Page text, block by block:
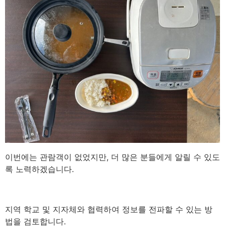
이번에는 관람객이 없었지만, 더 많은 분들에게 알릴 수 있도
록 노력하겠습니다.
지역 학교 및 지자체와 협력하여 정보를 전파할 수 있는 방
법을 검토합니다.